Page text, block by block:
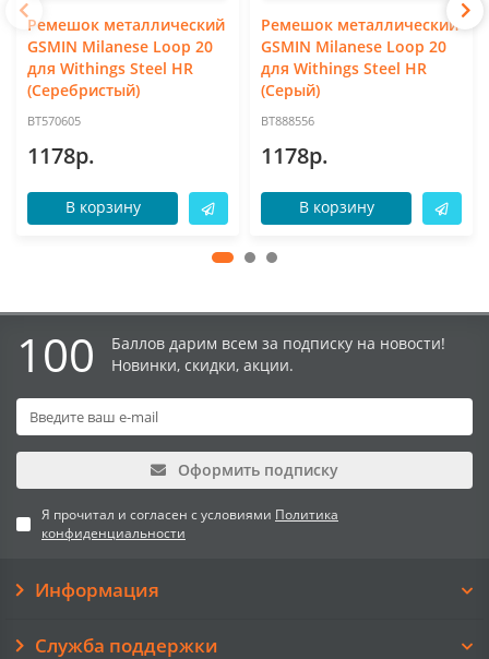
Ремешок металлический
GSMIN Milanese Loop 20
для Withings Steel HR
(Серебристый)
BT570605
1178р.
В корзину
Ремешок металлический
GSMIN Milanese Loop 20
для Withings Steel HR
(Серый)
BT888556
1178р.
В корзину
100
Баллов дарим всем за подписку на новости!
Новинки, скидки, акции.
Оформить подписку
Я прочитал и согласен с условиями Политика
конфиденциальности
Информация
Служба поддержки